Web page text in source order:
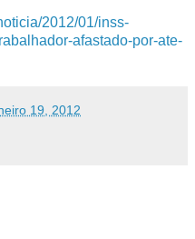
2012/01/inss-
afastado-por-ate-
19, 2012